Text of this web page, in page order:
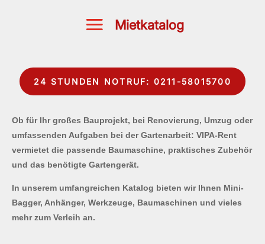
24 STUNDEN NOTRUF: 0211-58015700
Ob für Ihr großes Bauprojekt, bei Renovierung, Umzug oder
umfassenden Aufgaben bei der Gartenarbeit: VIPA-Rent
vermietet die passende Baumaschine, praktisches Zubehör
und das benötigte Gartengerät.
In unserem umfangreichen Katalog bieten wir Ihnen Mini-
Bagger, Anhänger, Werkzeuge, Baumaschinen und vieles
mehr zum Verleih an.